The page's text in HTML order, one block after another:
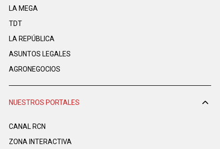
LA MEGA
TDT
LA REPÚBLICA
ASUNTOS LEGALES
AGRONEGOCIOS
NUESTROS PORTALES
CANAL RCN
ZONA INTERACTIVA